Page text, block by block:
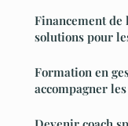
Financement
solutions pour
Formation en
accompagner